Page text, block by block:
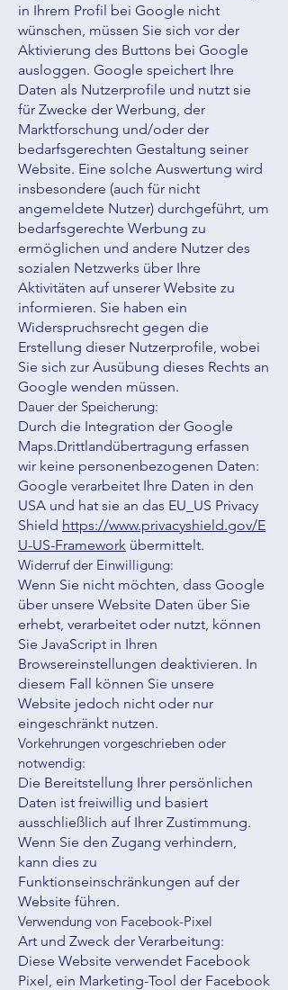
in Ihrem Profil bei Google nicht
wünschen, müssen Sie sich vor der
Aktivierung des Buttons bei Google
ausloggen. Google speichert Ihre
Daten als Nutzerprofile und nutzt sie
für Zwecke der Werbung, der
Marktforschung und/oder der
bedarfsgerechten Gestaltung seiner
Website. Eine solche Auswertung wird
insbesondere (auch für nicht
angemeldete Nutzer) durchgeführt, um
bedarfsgerechte Werbung zu
ermöglichen und andere Nutzer des
sozialen Netzwerks über Ihre
Aktivitäten auf unserer Website zu
informieren. Sie haben ein
Widerspruchsrecht gegen die
Erstellung dieser Nutzerprofile, wobei
Sie sich zur Ausübung dieses Rechts an
Google wenden müssen.
Dauer der Speicherung:
Durch die Integration der Google
Maps.Drittlandübertragung erfassen
wir keine personenbezogenen Daten:
Google verarbeitet Ihre Daten in den
USA und hat sie an das EU_US Privacy
Shield https://www.privacyshield.gov/E
U-US-Framework übermittelt.
Widerruf der Einwilligung:
Wenn Sie nicht möchten, dass Google
über unsere Website Daten über Sie
erhebt, verarbeitet oder nutzt, können
Sie JavaScript in Ihren
Browsereinstellungen deaktivieren. In
diesem Fall können Sie unsere
Website jedoch nicht oder nur
eingeschränkt nutzen.
Vorkehrungen vorgeschrieben oder
notwendig:
Die Bereitstellung Ihrer persönlichen
Daten ist freiwillig und basiert
ausschließlich auf Ihrer Zustimmung.
Wenn Sie den Zugang verhindern,
kann dies zu
Funktionseinschränkungen auf der
Website führen.
Verwendung von Facebook-Pixel
Art und Zweck der Verarbeitung:
Diese Website verwendet Facebook
Pixel, ein Marketing-Tool der Facebook